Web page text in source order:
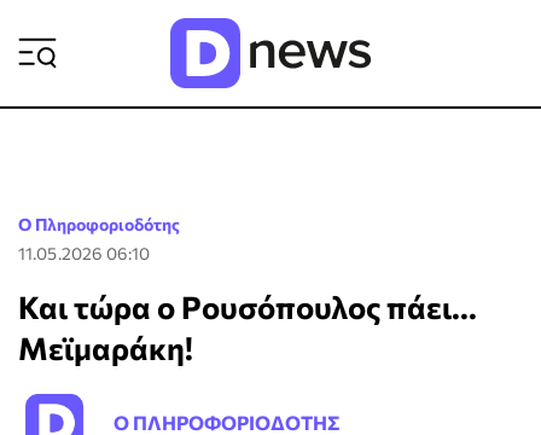
Ο Πληροφοριοδότης
11.05.2026 06:10
Και τώρα ο Ρουσόπουλος πάει...
Μεϊμαράκη!
Ο ΠΛΗΡΟΦΟΡΙΟΔΟΤΗΣ